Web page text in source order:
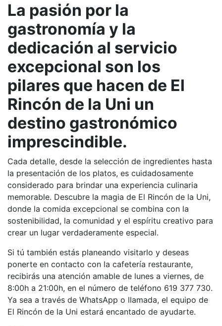
La pasión por la
gastronomía y la
dedicación al servicio
excepcional son los
pilares que hacen de El
Rincón de la Uni un
destino gastronómico
imprescindible.
Cada detalle, desde la selección de ingredientes hasta
la presentación de los platos, es cuidadosamente
considerado para brindar una experiencia culinaria
memorable. Descubre la magia de El Rincón de la Uni,
donde la comida excepcional se combina con la
sostenibilidad, la comunidad y el espíritu creativo para
crear un lugar verdaderamente especial.
Si tú también estás planeando visitarlo y deseas
ponerte en contacto con la cafetería restaurante,
recibirás una atención amable de lunes a viernes, de
8:00h a 21:00h, en el número de teléfono 619 377 730.
Ya sea a través de WhatsApp o llamada, el equipo de
El Rincón de la Uni estará encantado de ayudarte.